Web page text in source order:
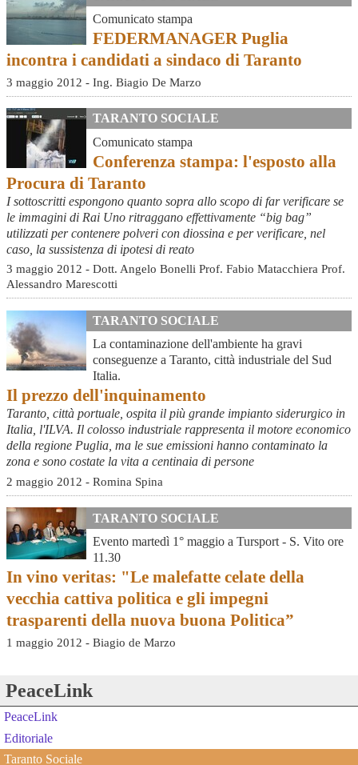
Comunicato stampa
FEDERMANAGER Puglia
incontra i candidati a sindaco di Taranto
3 maggio 2012 - Ing. Biagio De Marzo
TARANTO SOCIALE
Comunicato stampa
Conferenza stampa: l'esposto alla
Procura di Taranto
I sottoscritti espongono quanto sopra allo scopo di far verificare se
le immagini di Rai Uno ritraggano effettivamente “big bag”
utilizzati per contenere polveri con diossina e per verificare, nel
caso, la sussistenza di ipotesi di reato
3 maggio 2012 - Dott. Angelo Bonelli Prof. Fabio Matacchiera Prof.
Alessandro Marescotti
TARANTO SOCIALE
La contaminazione dell'ambiente ha gravi
conseguenze a Taranto, città industriale del Sud
Italia.
Il prezzo dell'inquinamento
Taranto, città portuale, ospita il più grande impianto siderurgico in
Italia, l'ILVA. Il colosso industriale rappresenta il motore economico
della regione Puglia, ma le sue emissioni hanno contaminato la
zona e sono costate la vita a centinaia di persone
2 maggio 2012 - Romina Spina
TARANTO SOCIALE
Evento martedì 1° maggio a Tursport - S. Vito ore
11.30
In vino veritas: "Le malefatte celate della
vecchia cattiva politica e gli impegni
trasparenti della nuova buona Politica”
1 maggio 2012 - Biagio de Marzo
PeaceLink
PeaceLink
Editoriale
Taranto Sociale